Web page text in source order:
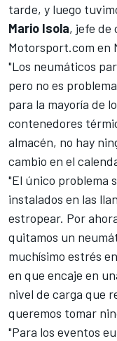
tarde, y luego
Mario Isola, jefe de
Motorsport.com en
"Los neumáticos
pero no es
para la mayoría de
contenedores
almacén, no hay
cambio en el
"El único problema
instalados en las
estropear. Por
quitamos un
muchísimo estrés
en que encaje en
nivel de carga que
queremos tomar
"Para los eventos